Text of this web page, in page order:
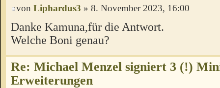
von Liphardus3 » 8. November 2023, 16:00
Danke Kamuna,für die Antwort.
Welche Boni genau?
Re: Michael Menzel signiert 3 (!)
Erweiterungen